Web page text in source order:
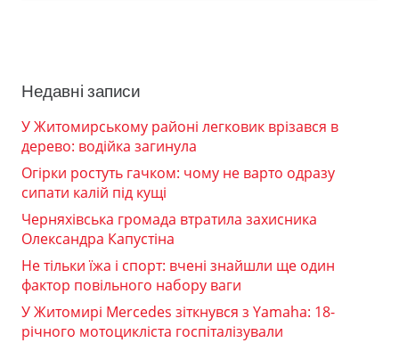
Недавні записи
У Житомирському районі легковик врізався в
дерево: водійка загинула
Огірки ростуть гачком: чому не варто одразу
сипати калій під кущі
Черняхівська громада втратила захисника
Олександра Капустіна
Не тільки їжа і спорт: вчені знайшли ще один
фактор повільного набору ваги
У Житомирі Mercedes зіткнувся з Yamaha: 18-
річного мотоцикліста госпіталізували